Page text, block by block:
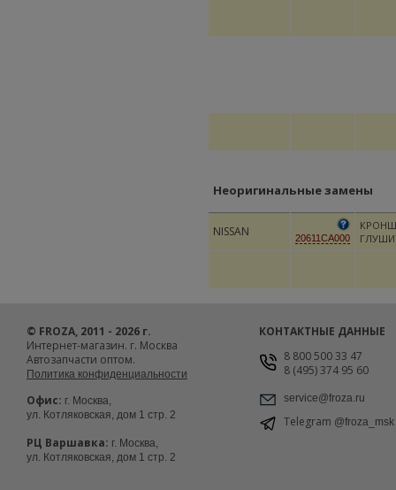
Неоригинальные замены
NISSAN 20611CA000
© FROZA, 2011 - 2026 г.
Интернет-магазин. г. Москва
Автозапчасти оптом.
Политика конфиденциальности
Офис: г. Москва,
ул. Котляковская, дом 1 стр. 2
РЦ Варшавка: г. Москва,
ул. Котляковская, дом 1 стр. 2
КОНТАКТНЫЕ ДАННЫЕ
8 800 500 33 47
8 (495) 374 95 60
service@froza.ru
Telegram @froza_msk